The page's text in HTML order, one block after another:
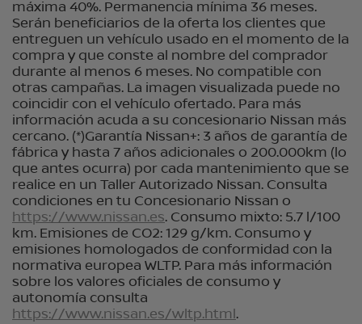
máxima 40%. Permanencia mínima 36 meses.
Serán beneficiarios de la oferta los clientes que
entreguen un vehículo usado en el momento de la
compra y que conste al nombre del comprador
durante al menos 6 meses. No compatible con
otras campañas. La imagen visualizada puede no
coincidir con el vehículo ofertado. Para más
información acuda a su concesionario Nissan más
cercano. (*)Garantía Nissan+: 3 años de garantía de
fábrica y hasta 7 años adicionales o 200.000km (lo
que antes ocurra) por cada mantenimiento que se
realice en un Taller Autorizado Nissan. Consulta
condiciones en tu Concesionario Nissan o
https://www.nissan.es. Consumo mixto: 5.7 l/100
km. Emisiones de CO2: 129 g/km. Consumo y
emisiones homologados de conformidad con la
normativa europea WLTP. Para más información
sobre los valores oficiales de consumo y
autonomía consulta
https://www.nissan.es/wltp.html.